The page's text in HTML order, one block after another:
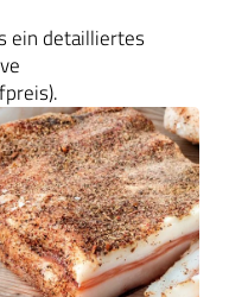
ein detailliertes